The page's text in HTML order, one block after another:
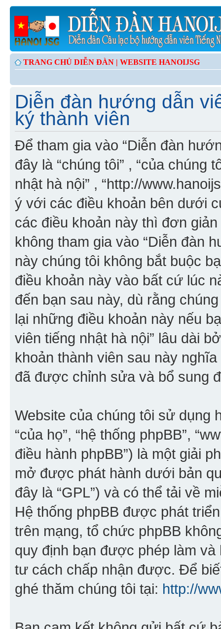
TRANG CHỦ DIỄN ĐÀN | WEBSITE HANOIJSG
Diễn đàn hướng dẫn
ký thành viên
Để tham gia vào “Diễn đàn
đây là “chúng tôi” , “của chúng
nhật hà nội” , “http://
ý với các điều khoản bên dưới
các điều khoản này thì đơn
không tham gia vào “Diễn đàn
này chúng tôi không bắt buộc
điều khoản này vào bất cứ lúc
đến bạn sau này, dù rằng
lại những điều khoản này nếu
viên tiếng nhật hà nội” lâu dài
khoản thành viên sau này
đã được chỉnh sửa và bổ sung
Website của chúng tôi sử dụng
“của họ”, “hệ thống phpBB”,
điều hành phpBB”) là một giải
mở được phát hành dưới bản
đây là “GPL”) và có thể tải về
Hệ thống phpBB được phát
trên mạng, tổ chức phpBB
quy định bạn được phép làm
tư cách chấp nhận được. Để
ghé thăm chúng tôi tại: http://